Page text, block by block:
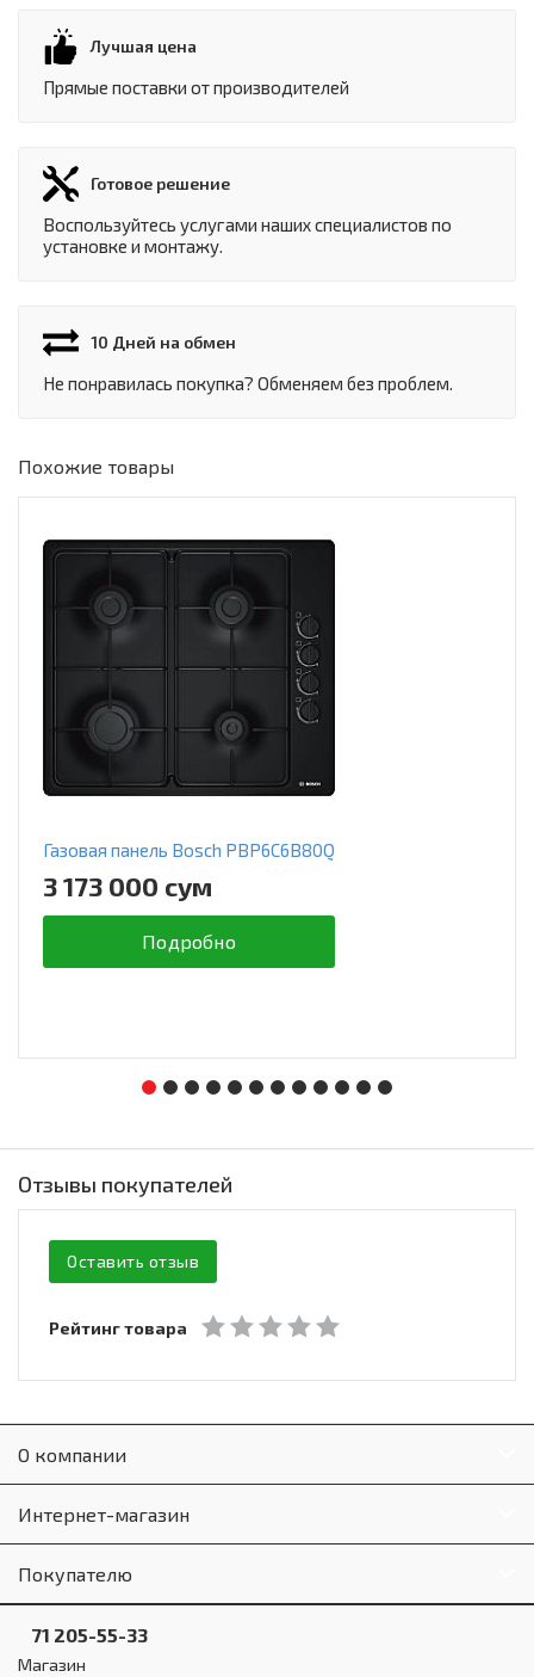
Лучшая цена
Прямые поставки от производителей
Готовое решение
Воспользуйтесь услугами наших специалистов по
установке и монтажу.
10 Дней на обмен
Не понравилась покупка? Обменяем без проблем.
Похожие товары
Газовая панель Bosch PBP6C6B80Q
3 173 000 сум
Подробно
Отзывы покупателей
Оставить отзыв
Рейтинг товара
О компании
Интернет-магазин
Покупателю
71 205-55-33
Магазин